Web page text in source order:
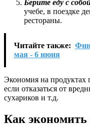
Берите еду с
учебе, в поездке
рестораны.
Читайте также:
мая - 6 июня
Экономия на продуктах
если отказаться от
сухариков и т.д.
Как экономить